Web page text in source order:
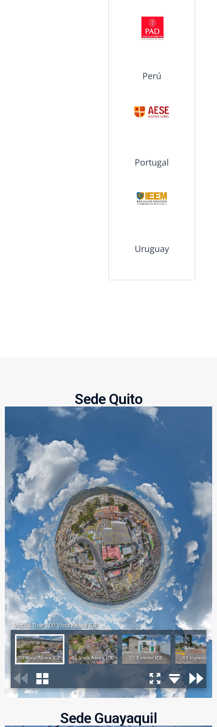
Perú
Portugal
Uruguay
Sede Quito
Sede Guayaquil